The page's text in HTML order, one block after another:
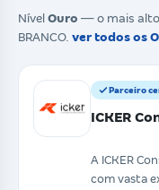
Nível Ouro — o mais alto
BRANCO. ver todos os
Parceiro
ICKER
A ICKER
com vasta